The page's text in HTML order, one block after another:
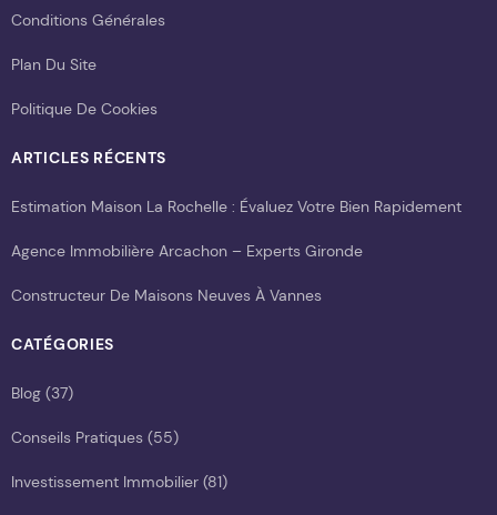
Conditions Générales
Plan Du Site
Politique De Cookies
ARTICLES RÉCENTS
Estimation Maison La Rochelle : Évaluez Votre Bien Rapidement
Agence Immobilière Arcachon – Experts Gironde
Constructeur De Maisons Neuves À Vannes
CATÉGORIES
Blog (37)
Conseils Pratiques (55)
Investissement Immobilier (81)